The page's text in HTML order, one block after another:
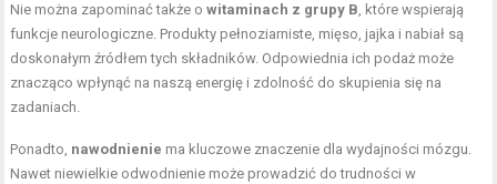
Nie można zapominać także owitaminach z grupy B, które wspierają
funkcje neurologiczne. Produkty pełnoziarniste, mięso, jajka i nabiał są
doskonałym źródłem tych składników. Odpowiednia ich podaż może
znacząco wpłynąć na naszą energię i zdolność do skupienia się na
zadaniach.
Ponadto, nawodnienie ma kluczowe znaczenie dla wydajności mózgu.
Nawet niewielkie odwodnienie może prowadzić do trudności w